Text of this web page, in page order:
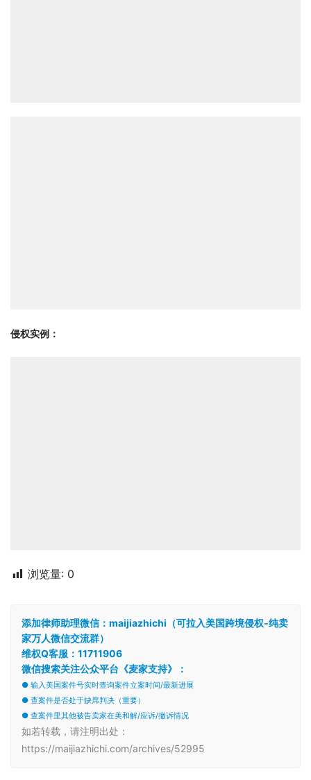
侵权实例：
浏览量: 0
添加律师助理微信：maijiazhichi（可拉入美国跨境侵权-纯卖
家万人微信交流群）
维权Q客服：11711906
微信搜索关注公众平台《麦家支持》：
● 输入美国案件号实时查询案件立案时间/最新进展
● 查案件是否处于缺席判决（重要）
● 查案件里其他被告卖家在美和解/应诉/撤诉情况
如若转载，请注明出处：
https://maijiazhichi.com/archives/52995